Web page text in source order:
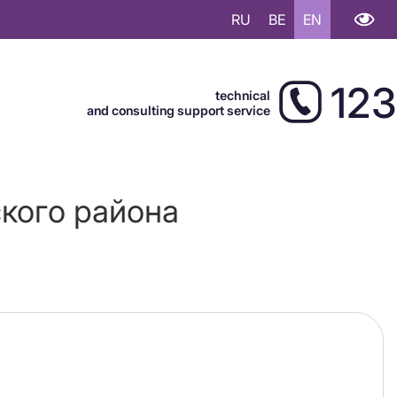
RU BE EN
technical
and consulting support service
123
района